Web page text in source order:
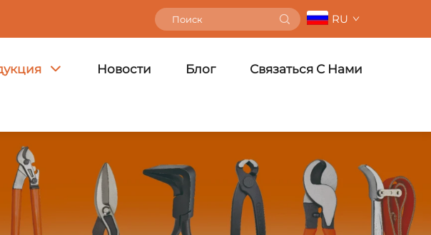
RU
Новости Блог Связаться С Нами